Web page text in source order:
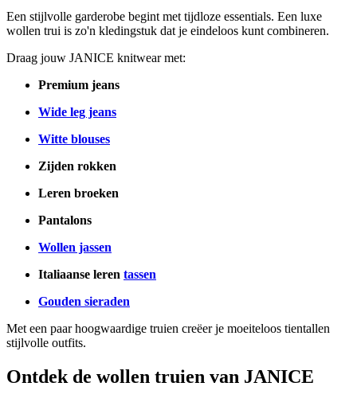
Een stijlvolle garderobe begint met tijdloze essentials. Een luxe
wollen trui is zo'n kledingstuk dat je eindeloos kunt combineren.
Draag jouw JANICE knitwear met:
Premium jeans
Wide leg jeans
Witte blouses
Zijden rokken
Leren broeken
Pantalons
Wollen jassen
Italiaanse leren tassen
Gouden sieraden
Met een paar hoogwaardige truien creëer je moeiteloos tientallen
stijlvolle outfits.
Ontdek de wollen truien van JANICE